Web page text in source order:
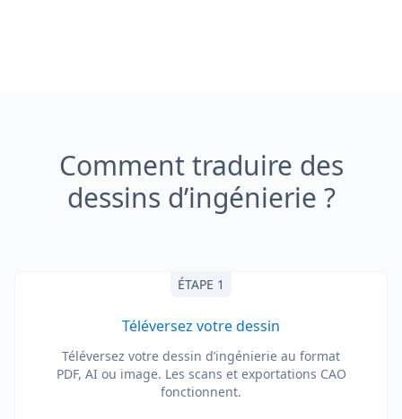
Comment traduire des
dessins d’ingénierie ?
ÉTAPE 1
Téléversez votre dessin
Téléversez votre dessin d’ingénierie au format
PDF, AI ou image. Les scans et exportations CAO
fonctionnent.